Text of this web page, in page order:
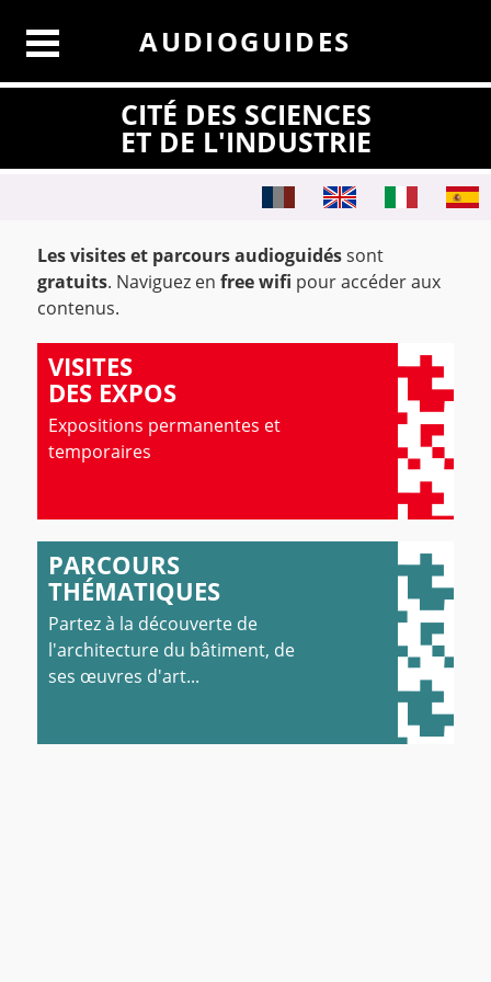
AUDIOGUIDES
CITÉ DES SCIENCES
ET DE L'INDUSTRIE
Les visites et parcours audioguidéssont
gratuits. Naviguez en free wifi pour accéder aux
contenus.
VISITES
DES EXPOS
Expositions permanentes et
temporaires
PARCOURS
THÉMATIQUES
Partez à la découverte de
l'architecture du bâtiment, de
ses œuvres d'art...